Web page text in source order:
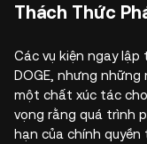
Thách Thức
Các vụ kiện ngay
DOGE, nhưng
một chất xúc tác
vọng rằng quá trình
hạn của chính